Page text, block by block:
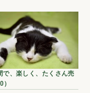
で、楽しく、たくさん売
）